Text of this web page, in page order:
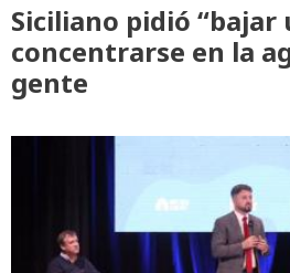
Siciliano pidió “bajar
concentrarse en la
gente